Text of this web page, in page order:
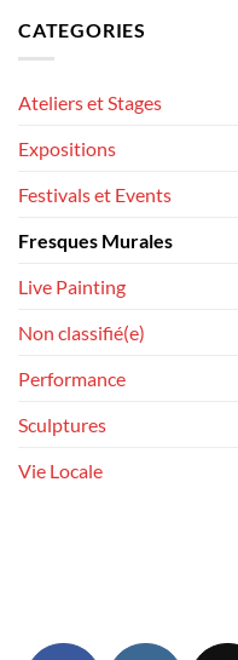
CATEGORIES
Ateliers et Stages
Expositions
Festivals et Events
Fresques Murales
Live Painting
Non classifié(e)
Performance
Sculptures
Vie Locale